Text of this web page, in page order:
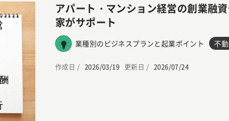
アパート・マンション経営の創業融
家がサポート
業種別のビジネスプランと起業ポイント 不
作成日 / 2026/03/19 更新日 / 2026/07/24